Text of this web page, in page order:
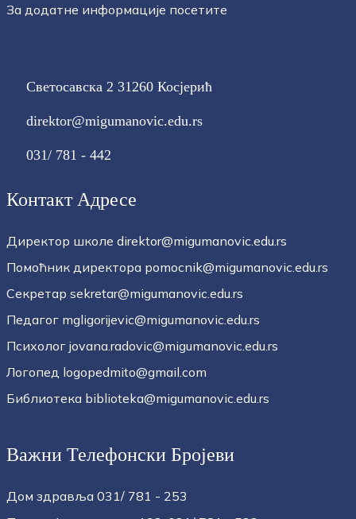
За додатне информације посетите
Светосавска 2 31260 Косјерић
direktor@migumanovic.edu.rs
031/ 781 - 442
Контакт Адресе
Директор школе direktor@migumanovic.edu.rs
Помоћник директора pomocnik@migumanovic.edu.rs
Секретар sekretar@migumanovic.edu.rs
Педагог mgligorijevic@migumanovic.edu.rs
Психолог jovana.radovic@migumanovic.edu.rs
Логопед logopedmito@gmail.com
Библиотека biblioteka@migumanovic.edu.rs
Важни Телефонски Бројеви
Дом здравља 031/ 781 - 253